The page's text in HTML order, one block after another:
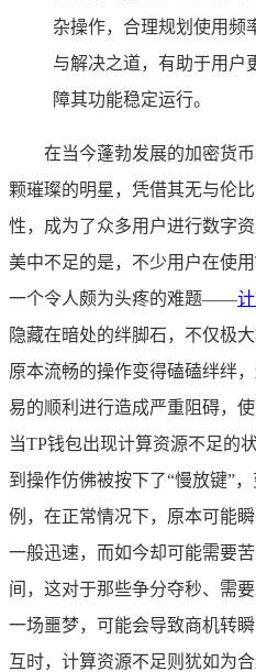
杂操作，合理规划使用频
与解决之道，有助于用户
障其功能稳定运行。
在当今蓬勃发展的加密货
颗璀璨的明星，凭借其无与伦
性，成为了众多用户进行数字
美中不足的是，不少用户在使
一个令人颇为头疼的难题——
隐藏在暗处的绊脚石，不仅极
原本流畅的操作变得磕磕绊绊
易的顺利进行造成严重阻碍，
当TP钱包出现计算资源不足的
到操作仿佛被按下了“慢放键”
例，在正常情况下，原本可能
一般迅速，而如今却可能需要
间，这对于那些争分夺秒、需
一场噩梦，可能会导致商机转
互时，计算资源不足则犹如为